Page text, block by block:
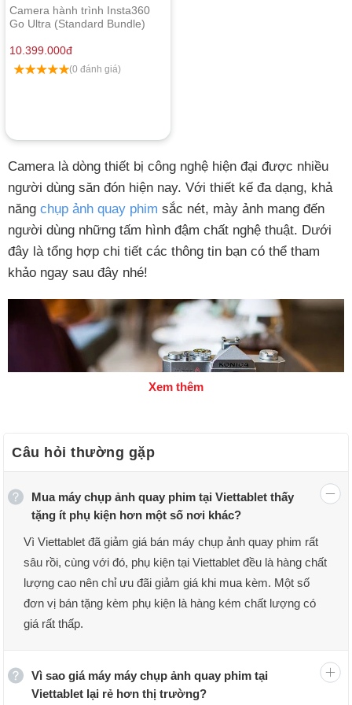
Camera hành trình Insta360
Go Ultra (Standard Bundle)
10.399.000đ
(0 đánh giá)
Camera là dòng thiết bị công nghệ hiện đại được nhiều
người dùng săn đón hiện nay. Với thiết kế đa dạng, khả
năng chụp ảnh quay phim sắc nét, mày ảnh mang đến
người dùng những tấm hình đậm chất nghệ thuật. Dưới
đây là tổng hợp chi tiết các thông tin bạn có thể tham
khảo ngay sau đây nhé!
Camera chụp ảnh quay phim
Camera là gì? Tại sao nên mua máy chụp
ảnh quay phim?
và quay phim. Với công nghệ ngày càng tiên tiến, các
thiết bị này ngày càng trở nên thông minh, cung cấp cho
Xem thêm
Câu hỏi thường gặp
Mua máy chụp ảnh quay phim tại Viettablet thấy
tặng ít phụ kiện hơn một số nơi khác?
Vì Viettablet đã giảm giá bán máy chụp ảnh quay phim rất
sâu rồi, cùng với đó, phụ kiện tại Viettablet đều là hàng chất
lượng cao nên chỉ ưu đãi giảm giá khi mua kèm. Một số
đơn vị bán tặng kèm phụ kiện là hàng kém chất lượng có
giá rất thấp.
Vì sao giá máy máy chụp ảnh quay phim tại
Viettablet lại rẻ hơn thị trường?